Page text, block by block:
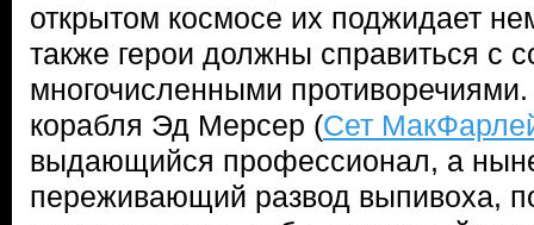
открытом космосе их поджидает
также герои должны справиться с
многочисленными
корабля Эд Мерсер (Сет
выдающийся профессионал, а
переживающий развод выпивоха,